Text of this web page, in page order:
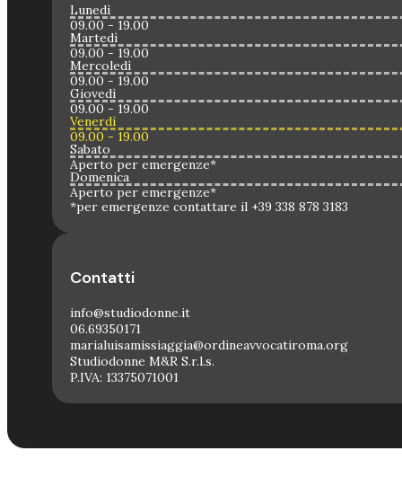
Lunedì
09.00 - 19.00
Martedì
09.00 - 19.00
Mercoledì
09.00 - 19.00
Giovedì
09.00 - 19.00
Venerdì
09.00 - 19.00
Sabato
Aperto per emergenze*
Domenica
Aperto per emergenze*
*per emergenze contattare il +39 338 878 3183
Contatti
info@studiodonne.it
06.69350171
marialuisamissiaggia@ordineavvocatiroma.org
Studiodonne M&R S.r.l.s.
P.IVA: 13375071001